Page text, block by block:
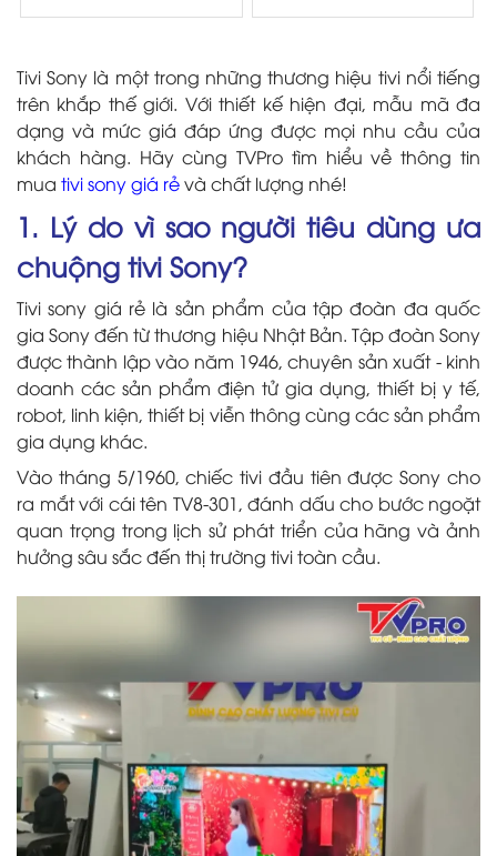
Tivi Sony là một trong những thương hiệu tivi nổi tiếng
trên khắp thế giới. Với thiết kế hiện đại, mẫu mã đa
dạng và mức giá đáp ứng được mọi nhu cầu của
khách hàng. Hãy cùng TVPro tìm hiểu về thông tin
mua tivi sony giá rẻvà chất lượng nhé!
1. Lý do vì sao người tiêu dùng ưa
chuộng tivi Sony?
Tivi sony giá rẻ là sản phẩm của tập đoàn đa quốc
gia Sony đến từ thương hiệu Nhật Bản. Tập đoàn Sony
được thành lập vào năm 1946, chuyên sản xuất - kinh
doanh các sản phẩm điện tử gia dụng, thiết bị y tế,
robot, linh kiện, thiết bị viễn thông cùng các sản phẩm
gia dụng khác.
Vào tháng 5/1960, chiếc tivi đầu tiên được Sony cho
ra mắt với cái tên TV8-301, đánh dấu cho bước ngoặt
quan trọng trong lịch sử phát triển của hãng và ảnh
hưởng sâu sắc đến thị trường tivi toàn cầu.